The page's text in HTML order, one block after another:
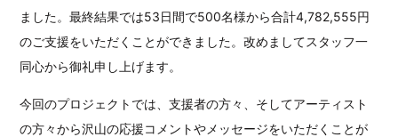
ました。最終結果では53日間で500名様から合計4,782,555円
のご支援をいただくことができました。改めましてスタッフ一
同心から御礼申し上げます。
今回のプロジェクトでは、支援者の方々、そしてアーティスト
の方々から沢山の応援コメントやメッセージをいただくことが